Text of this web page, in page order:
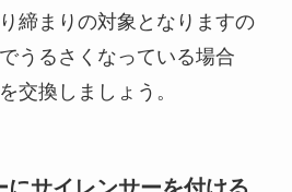
締まりの対象となりますの
うるさくなっている場合
交換しましょう。